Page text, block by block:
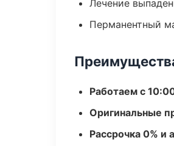
Лечение
Перманентный
Работаем с
Оригинальные
Рассрочка 0% и